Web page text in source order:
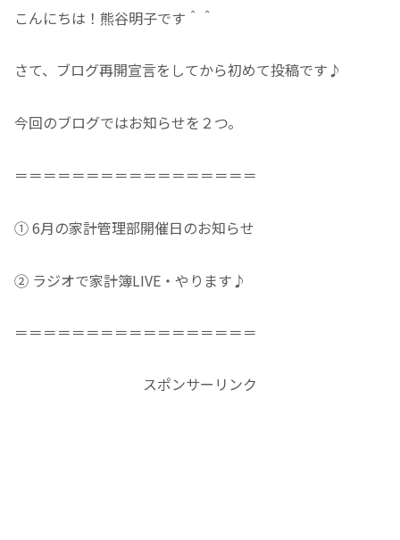
こんにちは！熊谷明子です＾＾
さて、ブログ再開宣言をしてから初めて投稿です♪
今回のブログではお知らせを２つ。
＝＝＝＝＝＝＝＝＝＝＝＝＝＝＝＝＝
① 6月の家計管理部開催日のお知らせ
② ラジオで家計簿LIVE・やります♪
＝＝＝＝＝＝＝＝＝＝＝＝＝＝＝＝＝
スポンサーリンク